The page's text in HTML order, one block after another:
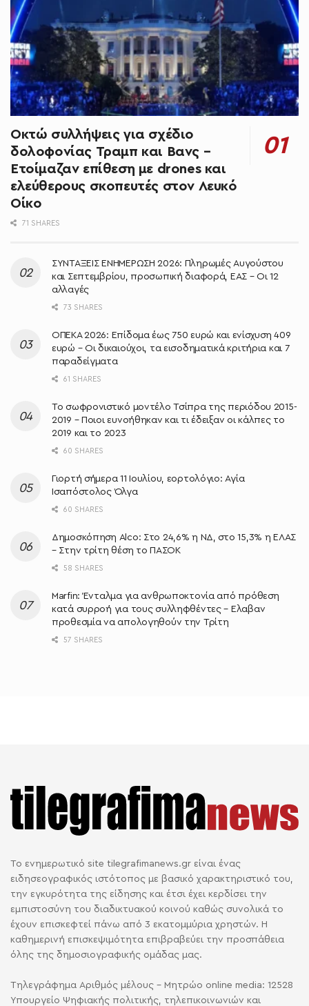
Οκτώ συλλήψεις για σχέδιο
δολοφονίας Τραμπ και Βανς –
Ετοίμαζαν επίθεση με drones και
ελεύθερους σκοπευτές στον Λευκό
Οίκο
71 SHARES
ΣΥΝΤΑΞΕΙΣ ΕΝΗΜΕΡΩΣΗ 2026: Πληρωμές Αυγούστου
και Σεπτεμβρίου, προσωπική διαφορά, ΕΑΣ – Οι 12
αλλαγές
73 SHARES
ΟΠΕΚΑ 2026: Επίδομα έως 750 ευρώ και ενίσχυση 409
ευρώ – Οι δικαιούχοι, τα εισοδηματικά κριτήρια και 7
παραδείγματα
61 SHARES
Το σωφρονιστικό μοντέλο Τσίπρα της περιόδου 2015-
2019 – Ποιοι ευνοήθηκαν και τι έδειξαν οι κάλπες το
2019 και το 2023
60 SHARES
Γιορτή σήμερα 11 Ιουλίου, εορτολόγιο: Αγία
Ισαπόστολος Όλγα
60 SHARES
Δημοσκόπηση Alco: Στο 24,6% η ΝΔ, στο 15,3% η ΕΛΑΣ
– Στην τρίτη θέση το ΠΑΣΟΚ
58 SHARES
Marfin: Ένταλμα για ανθρωποκτονία από πρόθεση
κατά συρροή για τους συλληφθέντες – Ελαβαν
προθεσμία να απολογηθούν την Τρίτη
57 SHARES
Το ενημερωτικό site tilegrafimanews.gr είναι ένας
ειδησεογραφικός ιστότοπος με βασικό χαρακτηριστικό του,
την εγκυρότητα της είδησης και έτσι έχει κερδίσει την
εμπιστοσύνη του διαδικτυακού κοινού καθώς συνολικά το
έχουν επισκεφτεί πάνω από 3 εκατομμύρια χρηστών. Η
καθημερινή επισκεψιμότητα επιβραβεύει την προσπάθεια
όλης της δημοσιογραφικής ομάδας μας.
Τηλεγράφημα Αριθμός μέλους - Μητρώο online media: 12528
Υπουργείο Ψηφιακής πολιτικής, τηλεπικοινωνιών και